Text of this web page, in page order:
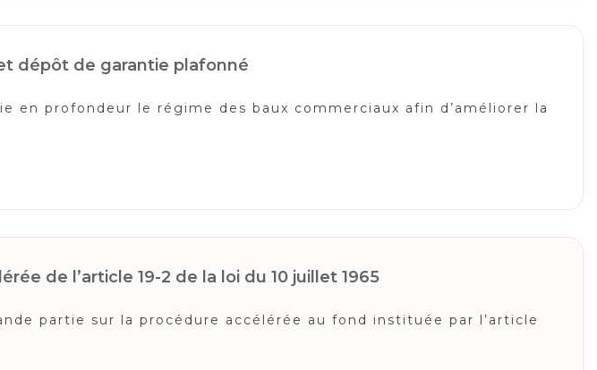
dépôt de garantie plafonné
profondeur le régime des baux commerciaux afin d’améliorer la
de l’article 19-2 de la loi du 10 juillet 1965
partie sur la procédure accélérée au fond instituée par l’article